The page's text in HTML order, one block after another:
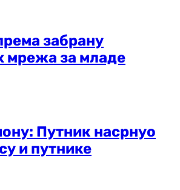
забрану
мрежа за младе
Путник насрнуо
и путнике